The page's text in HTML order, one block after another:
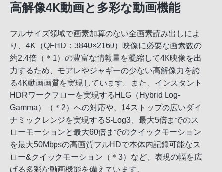
高解像4K動画と多彩な動画機能
フルサイズ領域で画素加算のない全画素読み出しによ
り、4K（QFHD：3840×2160）映像に必要な画素数の
約2.4倍（＊1）の豊富な情報量を凝縮して4K映像を出
力するため、モアレやジャギーの少ない高解像力を誇
る4K動画画質を実現しています。また、インスタント
HDRワークフローを実現するHLG（Hybrid Log-
Gamma）（＊2）への対応や、14ストップの広いダイ
ナミックレンジを実現するS-Log3、最大5倍までのス
ローモーションと最大60倍までのクイックモーション
を最大50Mbpsの高画質フルHDで本体内記録可能なス
ロー&クイックモーション（＊3）など、表現の幅を広
げる多彩な動画機能を備えています。